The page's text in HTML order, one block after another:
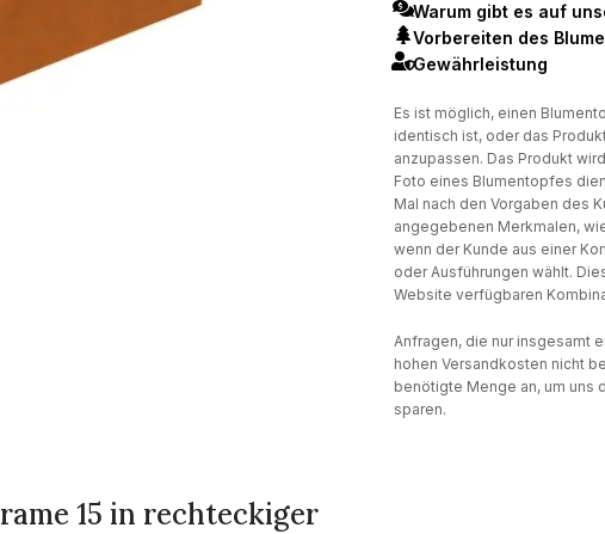
15 in rechteckiger
Warum gibt es auf
Vorbereiten des
Gewährleistung
Es ist möglich, einen
identisch ist, oder das
anzupassen. Das Produkt
Foto eines Blumentopfes
Mal nach den Vorgaben des
angegebenen Merkmalen,
wenn der Kunde aus einer
oder Ausführungen wählt.
Website verfügbaren
Anfragen, die nur insgesamt
hohen Versandkosten nicht
benötigte Menge an, um uns
sparen.